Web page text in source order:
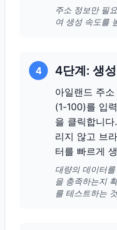
주소 정보만 필
여 생성 속도를
4 4단계: 생
아일랜드 주
(1-100)를 입
을 클릭합니
리지 않고 브
터를 빠르게
대량의 데이터
을 충족하는지
를 테스트하는